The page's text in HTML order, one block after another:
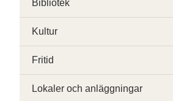
Bibliotek
Kultur
Fritid
Lokaler och anläggningar